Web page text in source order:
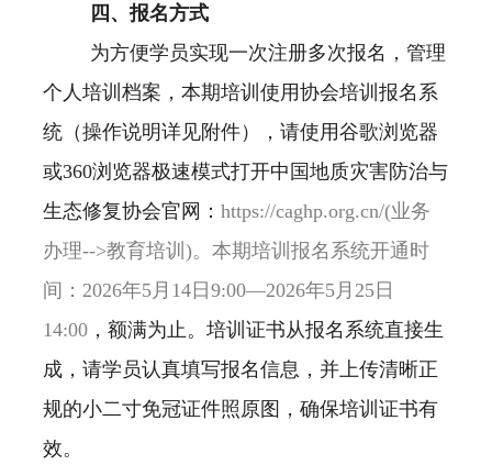
四、报名方式
为方便学员实现一次注册多次报名，管理
个人培训档案，本期培训使用协会培训报名系
统（操作说明详见附件），请使用谷歌浏览器
或360浏览器极速模式打开中国地质灾害防治与
生态修复协会官网：https://caghp.org.cn/(业务
办理-->教育培训)。本期培训报名系统开通时
间：2026年5 月14日9:00—2026年5 月25日
14:00 ，额满为止。培训证书从报名系统直接生
成，请学员认真填写报名信息，并上传清晰正
规的小二寸免冠证件照原图，确保培训证书有
效。